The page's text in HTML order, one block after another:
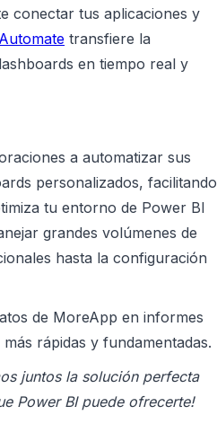
conectar tus aplicaciones y
transfiere la
en tiempo real y
a automatizar sus
personalizados, facilitando
tu entorno de Power BI
grandes volúmenes de
hasta la configuración
de MoreApp en informes
rápidas y fundamentadas.
juntos la solución perfecta
Power BI puede ofrecerte!